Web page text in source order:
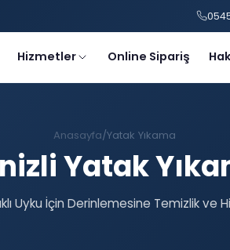
Hizmetler Online Sipariş
Anasayfa Yatak Yıkama
Yatak
Uyku İçin Derinlemesine Temizlik ve